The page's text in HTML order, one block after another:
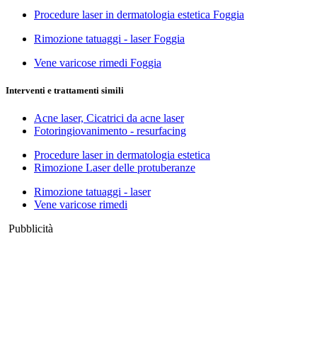
Procedure laser in dermatologia estetica Foggia
Rimozione tatuaggi - laser Foggia
Vene varicose rimedi Foggia
Interventi e trattamenti simili
Acne laser, Cicatrici da acne laser
Fotoringiovanimento - resurfacing
Procedure laser in dermatologia estetica
Rimozione Laser delle protuberanze
Rimozione tatuaggi - laser
Vene varicose rimedi
Pubblicità